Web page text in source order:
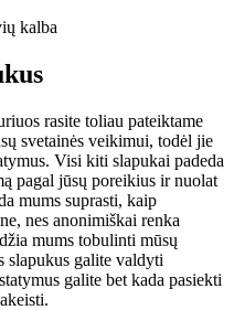
kalba
rasite toliau pateiktame
svetainės veikimui, todėl jie
Visi kiti slapukai padeda
pagal jūsų poreikius ir nuolat
mums suprasti, kaip
nes anonimiškai renka
mums tobulinti mūsų
slapukus galite valdyti
galite bet kada pasiekti